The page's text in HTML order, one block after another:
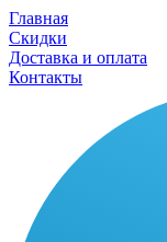
Главная
Скидки
Доставка и оплата
Контакты